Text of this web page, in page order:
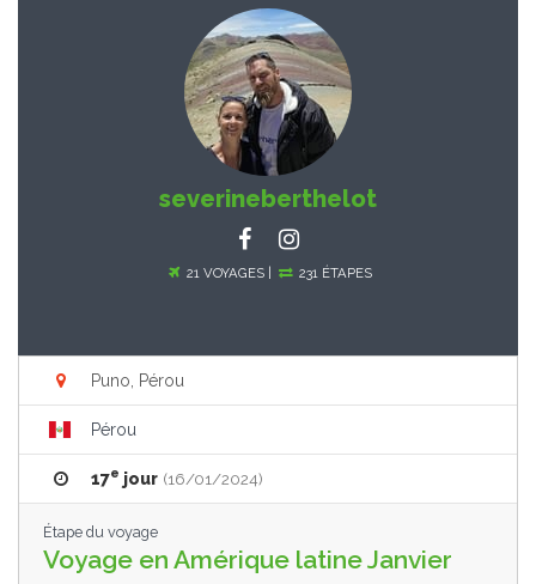
severineberthelot
21 VOYAGES | 231 ÉTAPES
Puno, Pérou
Pérou
17e jour (16/01/2024)
Étape du voyage
Voyage en Amérique latine Janvier